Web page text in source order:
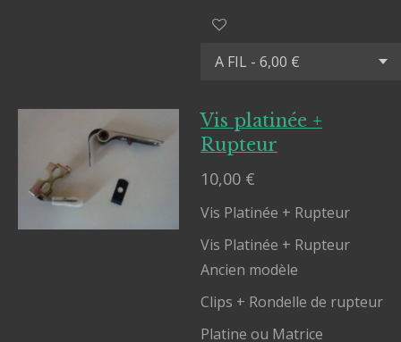
Vis platinée +
Rupteur
10,00 €
Vis Platinée + Rupteur
Vis Platinée + Rupteur
Ancien modèle
Clips + Rondelle de rupteur
Platine ou Matrice